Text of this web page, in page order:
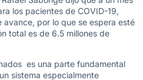
los pacientes de COVID-19,
por lo que se espera esté
total es de 6.5 millones de
es una parte fundamental
sistema especialmente